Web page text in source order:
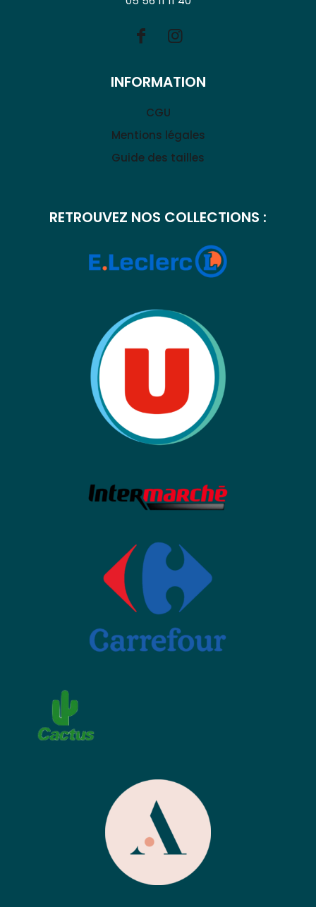
INFORMATION
CGU
Mentions légales
Guide des tailles
RETROUVEZ NOS COLLECTIONS :